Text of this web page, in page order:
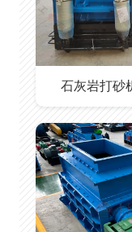
石灰岩打砂